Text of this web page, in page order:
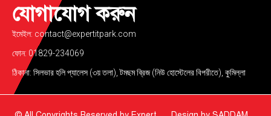
যোগাযোগ করুন
ইমেইল: contact@expertitpark.com
ফোন: 01829-234069
ঠিকানা: সিলভার হলি প্যালেস (৩য় তলা), টমছম ব্রিজ (নিউ হোস্টেলের বিপরীতে), কুমিল্লা